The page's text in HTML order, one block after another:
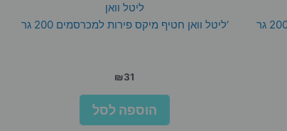
ליטל וואן
‘ליטל וואן חטיף מיקס פירות למכרסמים 200 גר
₪31
הוספה לסל